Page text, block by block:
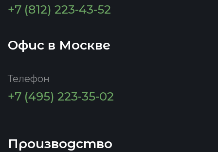
+7 (812) 223-43-52
Офис в Москве
Телефон
+7 (495) 223-35-02
Производство